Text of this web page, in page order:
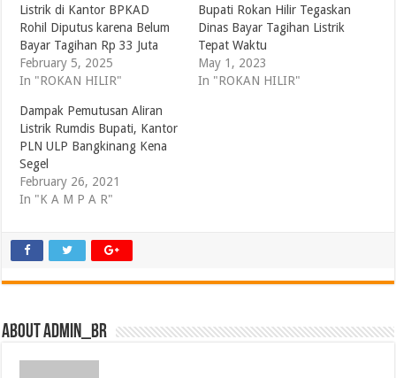
Listrik di Kantor BPKAD
Rohil Diputus karena Belum
Bayar Tagihan Rp 33 Juta
February 5, 2025
In "ROKAN HILIR"
Bupati Rokan Hilir Tegaskan
Dinas Bayar Tagihan Listrik
Tepat Waktu
May 1, 2023
In "ROKAN HILIR"
Dampak Pemutusan Aliran
Listrik Rumdis Bupati, Kantor
PLN ULP Bangkinang Kena
Segel
February 26, 2021
In "K A M P A R"
About admin_br